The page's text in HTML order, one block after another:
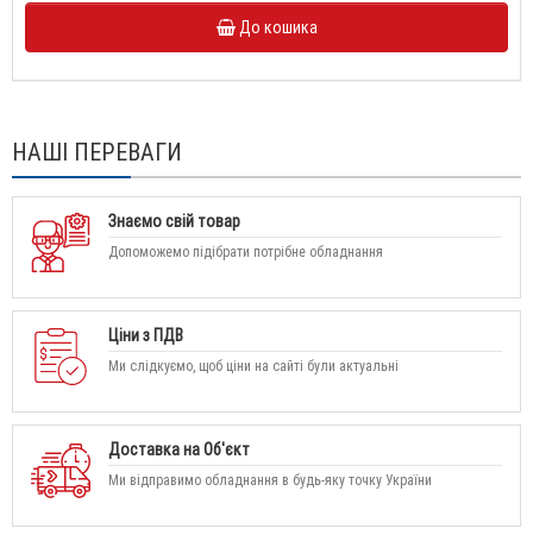
До кошика
НАШІ ПЕРЕВАГИ
Знаємо свій товар
Допоможемо підібрати потрібне обладнання
Ціни з ПДВ
Ми слідкуємо, щоб ціни на сайті були актуальні
Доставка на Об'єкт
Ми відправимо обладнання в будь-яку точку України